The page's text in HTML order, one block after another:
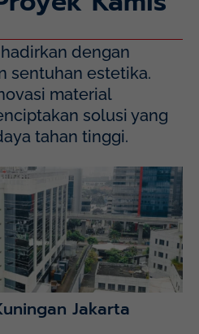
dengan
sentuhan estetika.
material
solusi yang
tahan tinggi.
(MHKN), Kuningan, Jakarta
Selatan.
Jakarta